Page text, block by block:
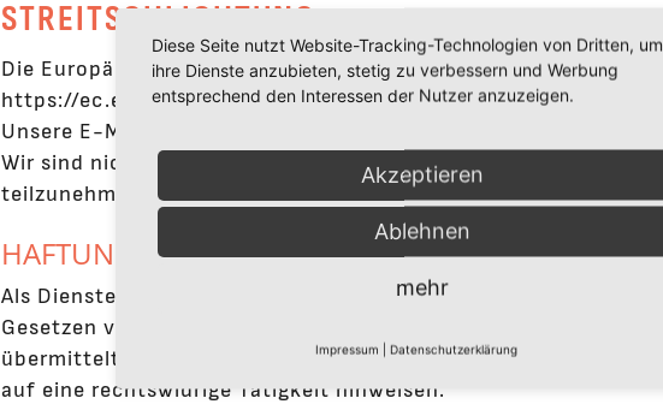
STREITSCHLICHTUNG
Die Europäische Kommission stellt eine Plattform zur Online-
https://ec.europa.eu/consumers/odr.
Unsere E-Mail-Adresse finden Sie oben im Impressum.
Wir sind nicht bereit oder verpflichtet, an
teilzunehmen.
HAFTUNG FÜR INHALTE
Als Diensteanbieter sind wir gemäß § 7 Abs.1 TMG für eigene
Gesetzen verantwortlich. Nach §§ 8 bis 10 TMG sind wir als
übermittelte oder gespeicherte fremde Informationen zu
auf eine rechtswidrige Tätigkeit hinweisen.
Diese Seite nutzt Website-Tracking-Technologien von Dritten, um
ihre Dienste anzubieten, stetig zu verbessern und Werbung
entsprechend den Interessen der Nutzer anzuzeigen.
Akzeptieren
Ablehnen
mehr
Impressum | Datenschutzerklärung